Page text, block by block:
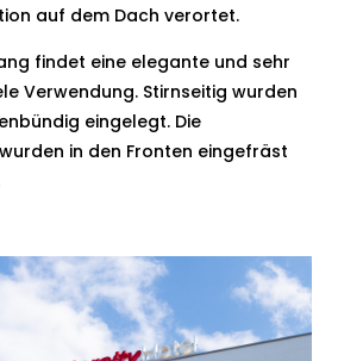
auf dem Dach verortet.
findet eine elegante und sehr
Verwendung. Stirnseitig wurden
eingelegt. Die
in den Fronten eingefräst